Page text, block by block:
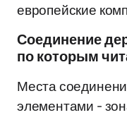
европейские
Соединение
по которым
Места
элементами -